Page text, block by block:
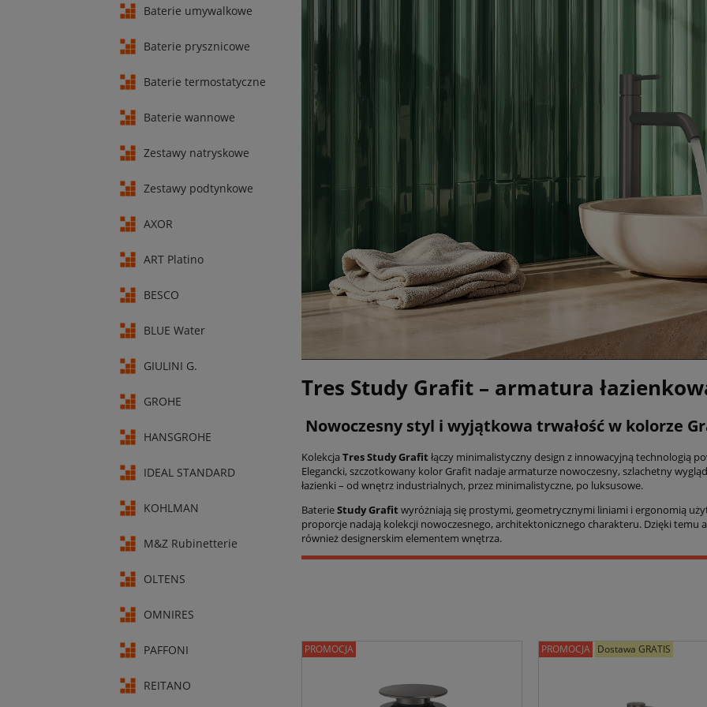
Baterie umywalkowe
Baterie prysznicowe
Baterie termostatyczne
Baterie wannowe
Zestawy natryskowe
Zestawy podtynkowe
AXOR
ART Platino
BESCO
BLUE Water
GIULINI G.
GROHE
HANSGROHE
IDEAL STANDARD
KOHLMAN
M&Z Rubinetterie
OLTENS
OMNIRES
PAFFONI
REITANO
Tres Study Grafit – armatura
Nowoczesny styl i wyjątkowa trwałość w kolorze
Kolekcja Tres Study Grafit łączy minimalistyczny design z innowacyjną technologią
Elegancki, szczotkowany kolor Grafit nadaje armaturze nowoczesny, szlachetny
łazienki – od wnętrz industrialnych, przez minimalistyczne, po luksusowe.
BaterieStudy Grafit wyróżniają się prostymi, geometrycznymi liniami i ergonomią
proporcje nadają kolekcji nowoczesnego, architektonicznego charakteru. Dzięki temu
również designerskim elementem wnętrza.
PROMOCJA PROMOCJA Dostawa GRATIS